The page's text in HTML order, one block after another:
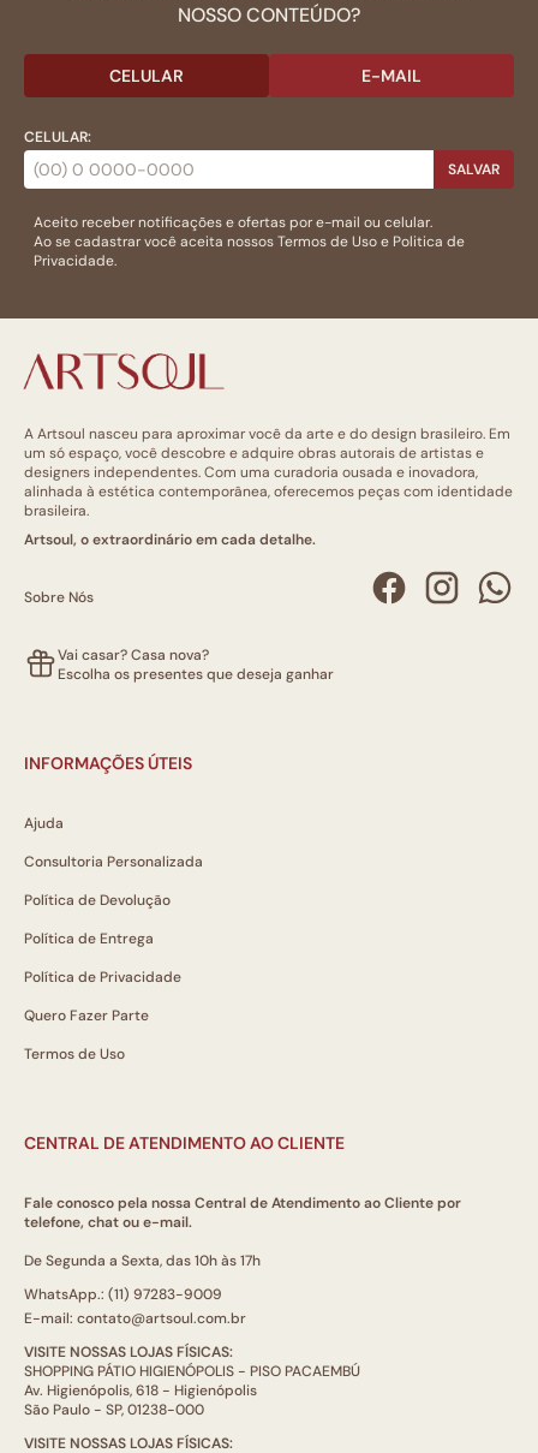
NOSSO CONTEÚDO?
CELULAR E-MAIL
CELULAR:
SALVAR
Aceito receber notificações e ofertas por e-mail ou celular.
Ao se cadastrar você aceita nossosTermos de Usoe Politica de
Privacidade.
A Artsoul nasceu para aproximar você da arte e do design brasileiro. Em
um só espaço, você descobre e adquire obras autorais de artistas e
designers independentes. Com uma curadoria ousada e inovadora,
alinhada à estética contemporânea, oferecemos peças com identidade
brasileira.
Artsoul, o extraordinário em cada detalhe.
Sobre Nós
Vai casar? Casa nova?
Escolha os presentes que deseja ganhar
INFORMAÇÕES ÚTEIS
Ajuda
Consultoria Personalizada
Política de Devolução
Política de Entrega
Política de Privacidade
Quero Fazer Parte
Termos de Uso
CENTRAL DE ATENDIMENTO AO CLIENTE
Fale conosco pela nossa Central de Atendimento ao Cliente por
telefone, chat ou e-mail.
De Segunda a Sexta, das 10h às 17h
WhatsApp.: (11) 97283-9009
E-mail: contato@artsoul.com.br
VISITE NOSSAS LOJAS FÍSICAS:
SHOPPING PÁTIO HIGIENÓPOLIS - PISO PACAEMBÚ
Av. Higienópolis, 618 - Higienópolis
São Paulo - SP, 01238-000
VISITE NOSSAS LOJAS FÍSICAS: